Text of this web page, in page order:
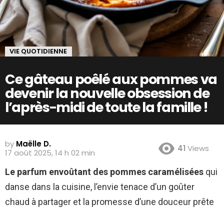
VIE QUOTIDIENNE
Ce gâteau poêlé aux pommes va
devenir la nouvelle obsession de
l’après-midi de toute la famille !
by Maëlle D.
17 août 2025, 14 h 02 min
41 Views
Le parfum envoûtant des pommes caramélisées qui
danse dans la cuisine, l’envie tenace d’un goûter
chaud à partager et la promesse d’une douceur prête